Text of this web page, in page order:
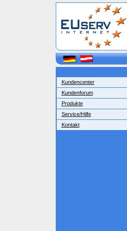
Kundencenter
Kundenforum
Produkte
Service/Hilfe
Kontakt